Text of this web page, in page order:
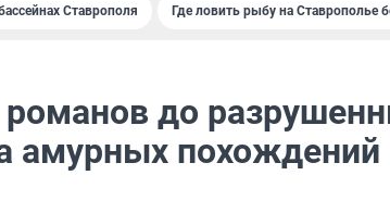
Ставрополя Где ловить рыбу на Ставрополье
до
амурных похождений